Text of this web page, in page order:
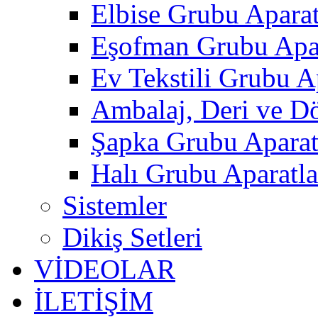
Elbise Grubu
Eşofman Grubu
Ev Tekstili Grubu
Ambalaj, Deri ve
Şapka Grubu
Halı Grubu
Sistemler
Dikiş Setleri
VİDEOLAR
İLETİŞİM